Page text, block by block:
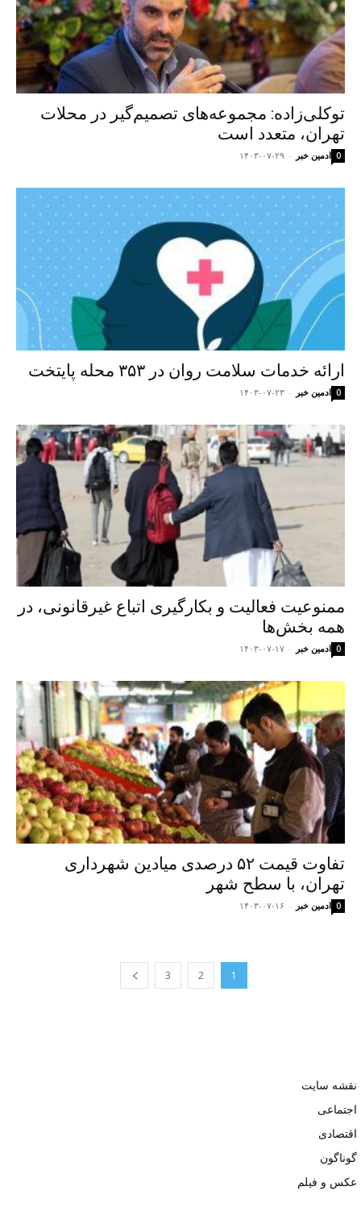
توکلی‌زاده: مجموعه‌های تصمیم‌گیر در محلات
تهران، متعدد است
ادمین خبر - ۱۴۰۳-۰۷-۲۹ 0
ارائه خدمات سلامت روان در ۳۵۳ محله پایتخت
ادمین خبر - ۱۴۰۳-۰۷-۲۳ 0
ممنوعیت فعالیت و بکارگیری اتباع غیرقانونی، در
همه بخش‌ها
ادمین خبر - ۱۴۰۳-۰۷-۱۷ 0
تفاوت قیمت ۵۲ درصدی میادین شهرداری
تهران، با سطح شهر
ادمین خبر - ۱۴۰۳-۰۷-۱۶ 0
1
2
3
نقشه سایت
اجتماعی
اقتصادی
گوناگون
عکس و فیلم